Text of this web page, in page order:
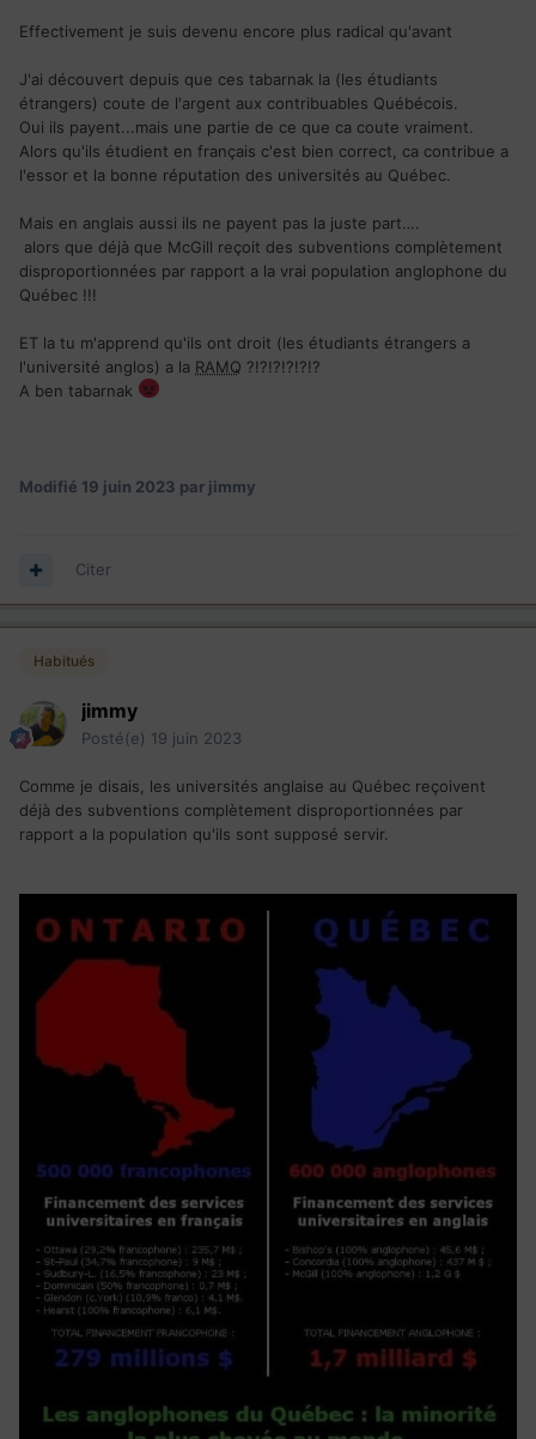
venir étudier au Québec...mais en français tabarnak...ca
Modifié 23 décembre 2021 par jimmy"
étudier en Ontario tout simplement.
Si tu veux étudier en français....bienvenue a Montréal
Modifié 23 décembre 2021
Effectivement je suis devenu encore plus radical qu'avant
J'ai découvert depuis que ces tabarnak la (les étudiants
étrangers) coute de l'argent aux contribuables Québécois.
Oui ils payent...mais une partie de ce que ca coute vraiment.
Alors qu'ils étudient en français c'est bien correct, ca contribue a
l'essor et la bonne réputation des universités au Québec.
Mais en anglais aussi ils ne payent pas la juste part….
alors que déjà que McGill reçoit des subventions complètement
disproportionnées par rapport a la vrai population anglophone du
Québec !!!
ET la tu m'apprend qu'ils ont droit (les étudiants étrangers a
l'université anglos) a la RAMQ ?!?!?!?!?!?
A ben tabarnak
Modifié 19 juin 2023 par jimmy
Citer
Habitués
jimmy
Posté(e) 19 juin 2023
Comme je disais, les universités anglaise au Québec reçoivent
déjà des subventions complètement disproportionnées par
rapport a la population qu'ils sont supposé servir.